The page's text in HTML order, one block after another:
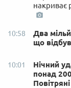
накриває
10:58
Два
що
10:01
Нічний
понад